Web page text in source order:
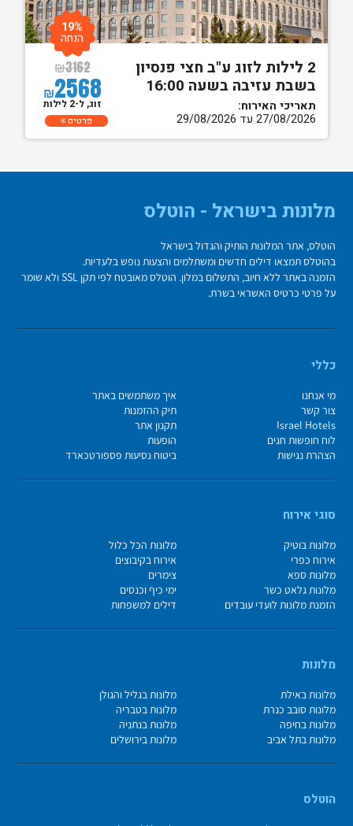
2 לילות לזוג ע"ב חצי פנסיון
בשבת עזיבה בשעה 16:00
תאריכי האירוח:
27/08/2026 עד 29/08/2026
₪3162
₪2568
19%
הנחה
זוג, ל-2 לילות
פרטים
מלונות בישראל - הוטלס
הוטלס, אתר המלונות הותיק והגדול בישראל
בהוטלס תמצאו דילים חדשים ומשתלמים והצעות נופש בלעדיות.
הזמנה באתר ללא חיוב, התשלום במלון. הוטלס מאובטח לפי תקן SSL ולא שומר
על פרטי כרטיס האשראי בשרת.
כללי
מי אנחנו
איך משתמשים באתר
צור קשר
תיק ההזמנות
Israel Hotels
תקנון אתר
לוח חופשות חגים
הופעות
הצהרת נגישות
ביטוח נסיעות פספורטכארד
סוגי אירוח
מלונות בוטיק
מלונות הכל כלול
אירוח כפרי
אירוח בקיבוצים
מלונות ספא
צימרים
מלונות גלאט כשר
ימי כיף וכנסים
הזמנת מלונות לועדי עובדים
דילים למשפחות
מלונות
מלונות באילת
מלונות בגליל והגולן
מלונות סובב כנרת
מלונות בטבריה
מלונות בחיפה
מלונות בנתניה
מלונות בתל אביב
מלונות בירושלים
הוטלס